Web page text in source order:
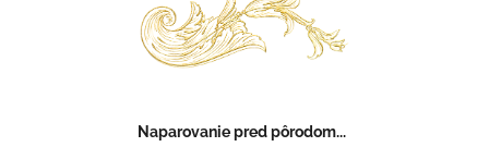
Naparovanie pred pôrodom...